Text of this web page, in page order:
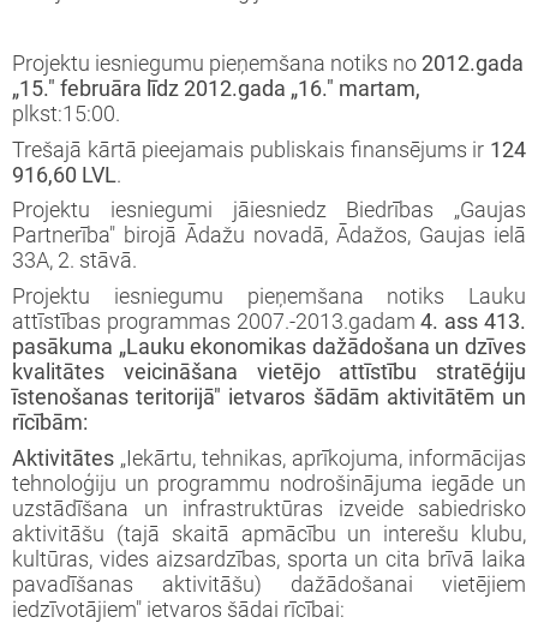
Projektu iesniegumu pieņemšana notiks no 2012.gada
„15." februāra līdz 2012.gada „16." martam,
plkst:15:00.
Trešajā kārtā pieejamais publiskais finansējums ir 124
916,60 LVL.
Projektu iesniegumi jāiesniedz Biedrības „Gaujas
Partnerība" birojā Ādažu novadā, Ādažos, Gaujas ielā
33A, 2. stāvā.
Projektu iesniegumu pieņemšana notiks
Lauku
attīstības programmas 2007.-2013.gadam4. ass 413.
pasākuma „Lauku ekonomikas dažādošana un dzīves
kvalitātes veicināšana vietējo attīstību stratēģiju
īstenošanas teritorijā" ietvaros šādām aktivitātēm un
rīcībām:
Aktivitātes „Iekārtu, tehnikas, aprīkojuma, informācijas
tehnoloģiju un pro­grammu nodrošinājuma iegāde un
uzstādīšana un infrastruktūras izveide sabiedrisko
aktivitāšu (tajā skaitā apmācību un interešu klubu,
kultūras, vides aizsardzības, sporta un cita brīvā laika
pavadīšanas aktivitāšu) dažādošanai vietējiem
iedzīvotājiem" ietvaros šādai rīcībai:
projekti
semināri
(ELFLA)”
“LEADER pieejas īstenošana 2009-
(EZF)”
projekti
iesniegumu veidlapas
semināri
iesniegumu vērtēšanas rezultāti